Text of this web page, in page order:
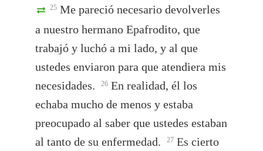
25 Me pareció necesario devolverles
a nuestro hermano Epafrodito, que
trabajó y luchó a mi lado, y al que
ustedes enviaron para que atendiera mis
necesidades.
26 En realidad, él los
echaba mucho de menos y estaba
preocupado al saber que ustedes estaban
al tanto de su enfermedad.
27 Es cierto